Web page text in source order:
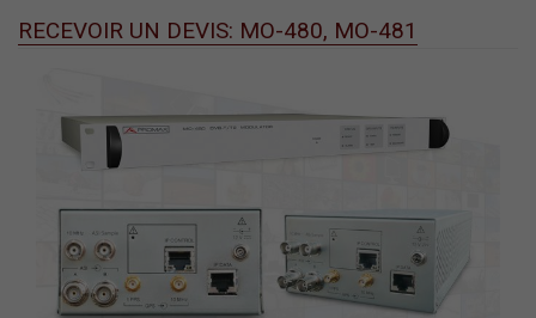
RECEVOIR UN DEVIS: MO-480, MO-481